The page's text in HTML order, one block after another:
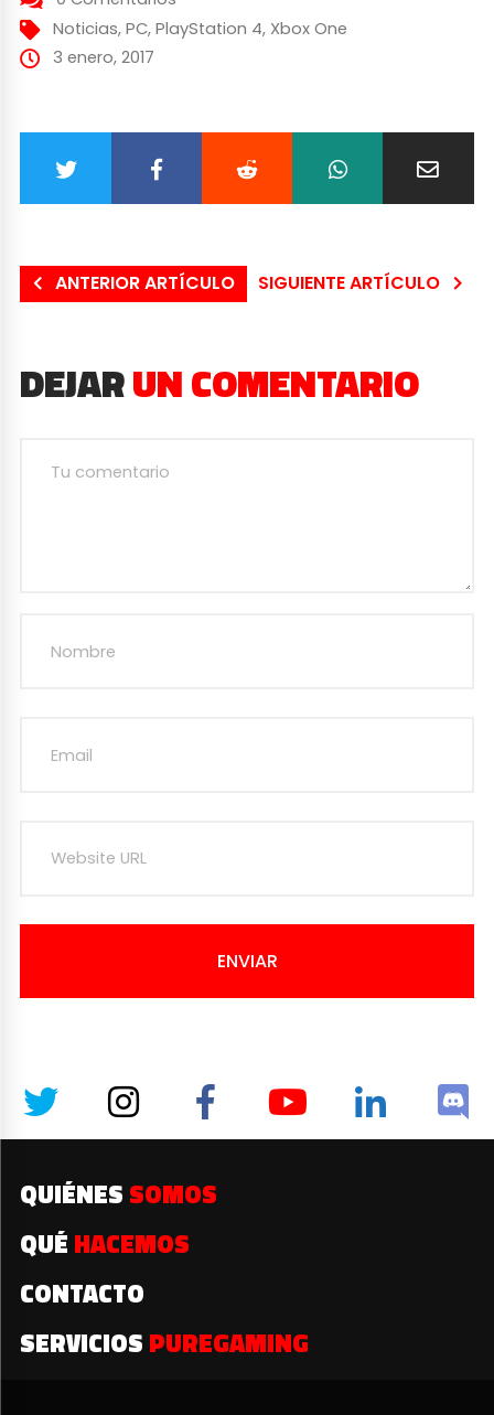
Noticias, PC, PlayStation 4, Xbox One
3 enero, 2017
ANTERIOR ARTÍCULO SIGUIENTE ARTÍCULO
DEJARUN COMENTARIO
ENVIAR
QUIÉNES SOMOS
QUÉ HACEMOS
CONTACTO
SERVICIOS PUREGAMING